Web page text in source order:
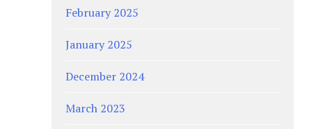
February 2025
January 2025
December 2024
March 2023